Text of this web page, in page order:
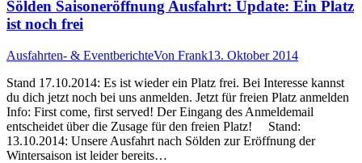
Sölden Saisoneröffnung Ausfahrt: Update: Ein Platz
ist noch frei
Ausfahrten- & EventberichteVon Frank13. Oktober 2014
Stand 17.10.2014: Es ist wieder ein Platz frei. Bei Interesse kannst
du dich jetzt noch bei uns anmelden. Jetzt für freien Platz anmelden
Info: First come, first served! Der Eingang des Anmeldemail
entscheidet über die Zusage für den freien Platz! Stand:
13.10.2014: Unsere Ausfahrt nach Sölden zur Eröffnung der
Wintersaison ist leider bereits…